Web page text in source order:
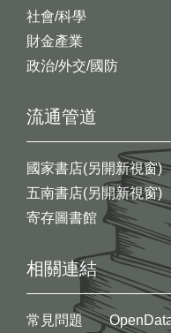
社會/科學
財金產業
政治/外交/國防
流通管道
國家書店(另開新視窗)
五南書店(另開新視窗)
寄存圖書館
相關連結
常見問題